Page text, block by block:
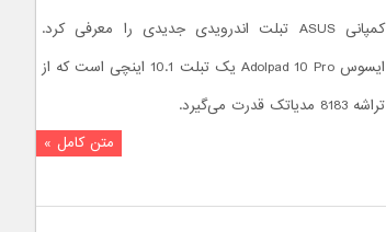
کمپانی ASUS تبلت اندرویدی جدیدی را معرفی کرد.
ایسوس Adolpad 10 Pro یک تبلت 10.1 اینچی است که از
تراشه 8183 مدیاتک قدرت می‌گیرد.
متن کامل »